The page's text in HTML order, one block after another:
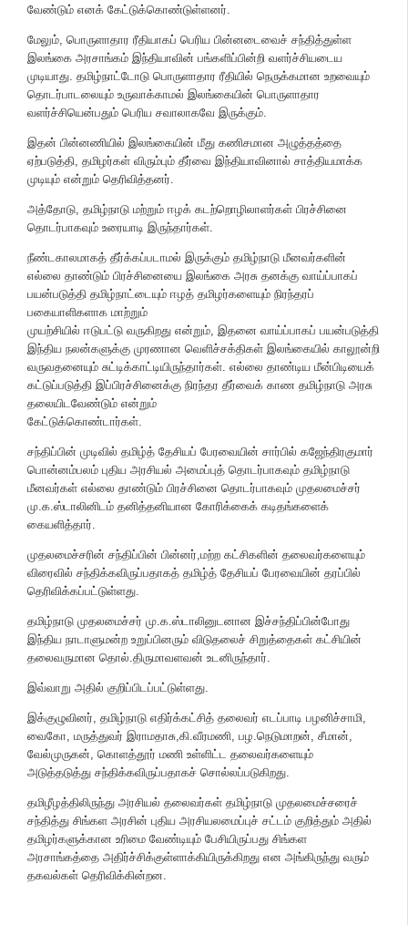
வேண்டும் எனக் கேட்டுக்கொண்டுள்ளனர்.
மேலும், பொருளாதார ரீதியாகப் பெரிய பின்னடைவைச் சந்தித்துள்ள
இலங்கை அரசாங்கம் இந்தியாவின் பங்களிப்பின்றி வளர்ச்சியடைய
முடியாது. தமிழ்நாட்டோடு பொருளாதார ரீதியில் நெருக்கமான உறவையும்
தொடர்பாடலையும் உருவாக்காமல் இலங்கையின் பொருளாதார
வளர்ச்சியென்பதும் பெரிய சவாலாகவே இருக்கும்.
இதன் பின்னணியில் இலங்கையின் மீது கணிசமான அழுத்தத்தை
ஏற்படுத்தி, தமிழர்கள் விரும்பும் தீர்வை இந்தியாவினால் சாத்தியமாக்க
முடியும் என்றும் தெரிவித்தனர்.
அத்தோடு, தமிழ்நாடு மற்றும் ஈழக் கடற்றொழிலாளர்கள் பிரச்சினை
தொடர்பாகவும் உரையாடி இருந்தார்கள்.
நீண்டகாலமாகத் தீர்க்கப்படாமல் இருக்கும் தமிழ்நாடு மீனவர்களின்
எல்லை தாண்டும் பிரச்சினையை இலங்கை அரசு தனக்கு வாய்ப்பாகப்
பயன்படுத்தி தமிழ்நாட்டையும் ஈழத் தமிழர்களையும் நிரந்தரப்
பகையாளிகளாக மாற்றும்
முயற்சியில் ஈடுபட்டு வருகிறது என்றும், இதனை வாய்ப்பாகப் பயன்படுத்தி
இந்திய நலன்களுக்கு முரணான வெளிச்சக்திகள் இலங்கையில் காலூன்றி
வருவதனையும் சுட்டிக்காட்டியிருந்தார்கள். எல்லை தாண்டிய மீன்பிடியைக்
கட்டுப்படுத்தி இப்பிரச்சினைக்கு நிரந்தர தீர்வைக் காண தமிழ்நாடு அரசு
தலையிடவேண்டும் என்றும்
கேட்டுக்கொண்டார்கள்.
சந்திப்பின் முடிவில் தமிழ்த் தேசியப் பேரவையின் சார்பில் கஜேந்திரகுமார்
பொன்னம்பலம் புதிய அரசியல் அமைப்புத் தொடர்பாகவும் தமிழ்நாடு
மீனவர்கள் எல்லை தாண்டும் பிரச்சினை தொடர்பாகவும் முதலமைச்சர்
மு.க.ஸ்டாலினிடம் தனித்தனியான கோரிக்கைக் கடிதங்களைக்
கையளித்தார்.
முதலமைச்சரின் சந்திப்பின் பின்னர்,மற்ற கட்சிகளின் தலைவர்களையும்
விரைவில் சந்திக்கவிருப்பதாகத் தமிழ்த் தேசியப் பேரவையின் தரப்பில்
தெரிவிக்கப்பட்டுள்ளது.
தமிழ்நாடு முதலமைச்சர் மு.க.ஸ்டாலினுடனான இச்சந்திப்பின்போது
இந்திய நாடாளுமன்ற உறுப்பினரும் விடுதலைச் சிறுத்தைகள் கட்சியின்
தலைவருமான தொல்.திருமாவளவன் உடனிருந்தார்.
இவ்வாறு அதில் குறிப்பிடப்பட்டுள்ளது.
இக்குழுவினர், தமிழ்நாடு எதிர்க்கட்சித் தலைவர் எடப்பாடி பழனிச்சாமி,
வைகோ, மருத்துவர் இராமதாசு,கி.வீரமணி, பழ.நெடுமாறன், சீமான்,
வேல்முருகன், கொளத்தூர் மணி உள்ளிட்ட தலைவர்களையும்
அடுத்தடுத்து சந்திக்கவிருப்பதாகச் சொல்லப்படுகிறது.
தமிழீழத்திலிருந்து அரசியல் தலைவர்கள் தமிழ்நாடு முதலமைச்சரைச்
சந்தித்து சிங்கள அரசின் புதிய அரசியலமைப்புச் சட்டம் குறித்தும் அதில்
தமிழர்களுக்கான உரிமை வேண்டியும் பேசியிருப்பது சிங்கள
அரசாங்கத்தை அதிர்ச்சிக்குள்ளாக்கியிருக்கிறது என அங்கிருந்து வரும்
தகவல்கள் தெரிவிக்கின்றன.